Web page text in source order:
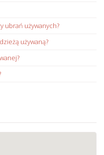
ubrań używanych?
używaną?